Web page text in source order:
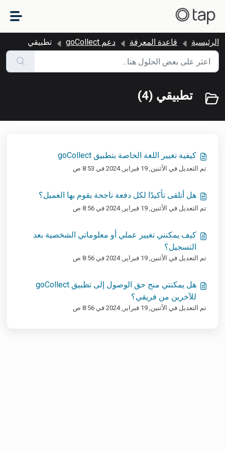
الرئيسية قاعدة المعرفة دعم goCollect تطبيقي
تطبيقي (4)
كيفية تغيير اللغة الخاصة بتطبيق goCollect
تم التعديل في الأثنين, 19 فبراير, 2024 في 8:53 ص
هل أتلقى تأكيدًا لكل دفعة ناجحة يقوم بها العميل؟
تم التعديل في الأثنين, 19 فبراير, 2024 في 8:56 ص
كيف يمكنني تغيير عملي أو معلوماتي الشخصية بعد
التسجيل؟
تم التعديل في الأثنين, 19 فبراير, 2024 في 8:56 ص
هل يمكنني منح حق الوصول إلى تطبيق goCollect
للآخرين من فريقي؟
تم التعديل في الأثنين, 19 فبراير, 2024 في 8:56 ص